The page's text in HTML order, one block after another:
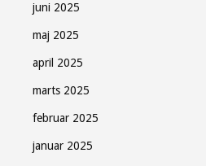
juni 2025
maj 2025
april 2025
marts 2025
februar 2025
januar 2025